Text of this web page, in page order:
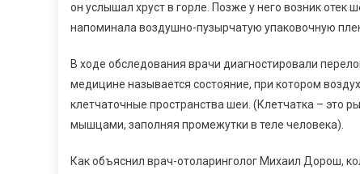
он услышал хруст в горле. Позже у него возник
напоминала воздушно-пузырчатую упаковочную
В ходе обследования врачи диагностировали
медицине называется состояние, при котором
клетчаточные пространства шеи. (Клетчатка – это
мышцами, заполняя промежутки в теле человека).
Как объяснил врач-отоларинголог Михаил Дорош,